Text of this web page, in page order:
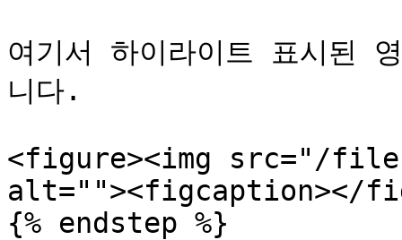
여기서 하이라이트 표시된
니다.
<figure><img src="/files/
alt=""><figcaption></
{% endstep %}